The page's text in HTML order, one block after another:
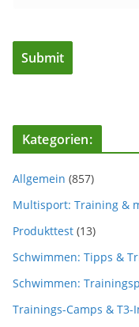
Kategorien:
Allgemein (857)
Multisport: Training &
Produkttest (13)
Schwimmen: Tipps &
Schwimmen:
Trainings-Camps & T3-